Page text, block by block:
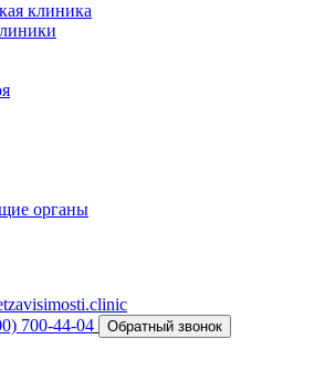
клиника
органы
700-44-04 Обратный звонок